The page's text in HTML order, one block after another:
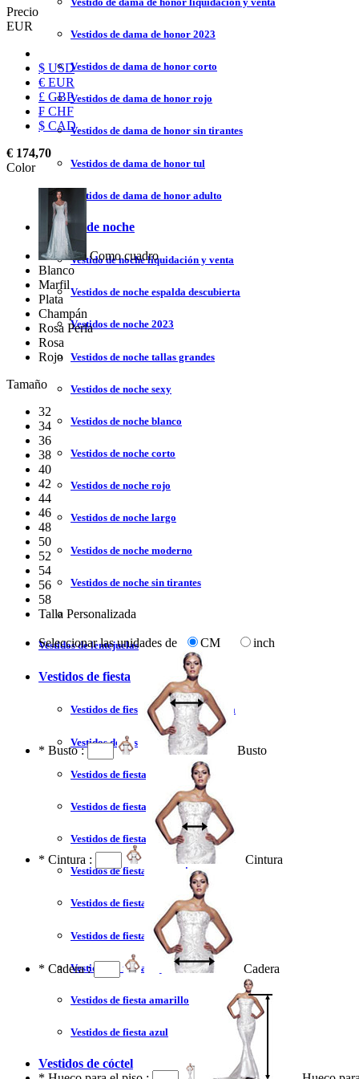
Vestidos de dama de honor 2023
Vestidos de dama de honor corto
Vestidos de dama de honor rojo
Vestidos de dama de honor sin tirantes
Vestidos de dama de honor tul
Vestidos de dama de honor adulto
Vestidos de noche
Vestido de noche liquidación y venta
Vestidos de noche espalda descubierta
Vestidos de noche 2023
Vestidos de noche tallas grandes
Vestidos de noche sexy
Vestidos de noche blanco
Vestidos de noche corto
Vestidos de noche rojo
Vestidos de noche largo
Vestidos de noche moderno
Vestidos de noche sin tirantes
Vestidos de lentejuelas
Vestidos de fiesta
Vestidos de fiesta liquidación y venta
Vestidos de fiesta 2023
Vestidos de fiesta sexy
Vestidos de fiesta largo
Vestidos de fiesta corto
Vestidos de fiesta corte princesa
Vestidos de fiesta sin tirantes
Vestidos de fiesta negro
Vestidos de fiesta rojo
Vestidos de fiesta amarillo
Vestidos de fiesta azul
Vestidos de cóctel
Precio
EUR
$ USD
€ EUR
£ GBP
₣ CHF
$ CAD
€ 174,70
Color
Como cuadro
Blanco
Marfil
Plata
Champán
Rosa Perla
Rosa
Rojo
Tamaño
32
34
36
38
40
42
44
46
48
50
52
54
56
58
Talla Personalizada
Seleccionar las unidades de CM inch
* Busto : Busto
* Cintura : Cintura
* Cadera : Cadera